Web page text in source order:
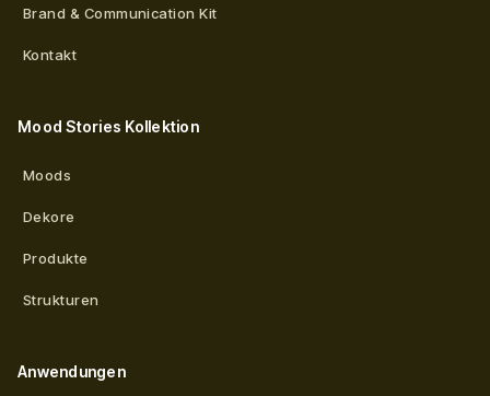
Brand & Communication Kit
Kontakt
Mood Stories Kollektion
Moods
Dekore
Produkte
Strukturen
Anwendungen